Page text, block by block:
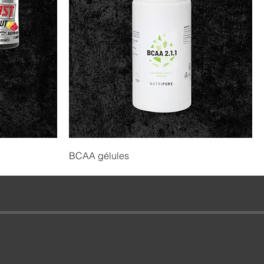
BCAA gélules